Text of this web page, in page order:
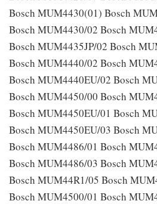
Bosch MUM4430(01) Bosch
Bosch MUM4430/02 Bosch
Bosch MUM4435JP/02 Bosch
Bosch MUM4440/02 Bosch
Bosch MUM4440EU/02 Bosch
Bosch MUM4450/00 Bosch
Bosch MUM4450EU/01 Bosch
Bosch MUM4450EU/03 Bosch
Bosch MUM4486/01 Bosch
Bosch MUM4486/03 Bosch
Bosch MUM44R1/05 Bosch
Bosch MUM4500/01 Bosch